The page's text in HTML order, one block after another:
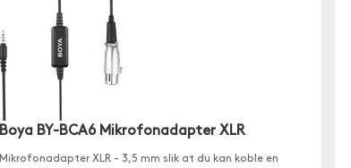
Boya BY-BCA6 Mikrofonadapter XLR
Mikrofonadapter XLR - 3,5 mm slik at du kan koble en